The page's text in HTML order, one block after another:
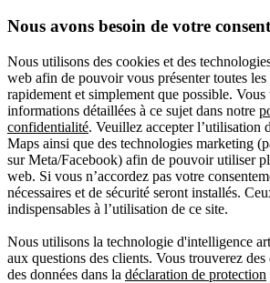
Nous avons besoin de votre
Nous utilisons des cookies et des
web afin de pouvoir vous présenter toutes
rapidement et simplement que possible. Vous
informations détaillées à ce sujet dans notre
confidentialité. Veuillez accepter l’utilisation
Maps ainsi que des technologies marketing
sur Meta/Facebook) afin de pouvoir utiliser
web. Si vous n’accordez pas votre
nécessaires et de sécurité seront installés.
indispensables à l’utilisation de ce site.
Nous utilisons la technologie d'intelligence
aux questions des clients. Vous trouverez
des données dans la déclaration de protection